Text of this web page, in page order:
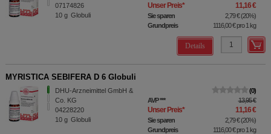
07174826
10 g Globuli
Unser Preis* 11,16 €
Sie sparen 2,79 €(20%)
Grundpreis
1116,00 €pro 1 kg
Details
MYRISTICA SEBIFERA D 6 Globuli
DHU-Arzneimittel GmbH &
Co. KG
04228220
10 g Globuli
0
AVP*** 13,95 €
Unser Preis* 11,16 €
Sie sparen 2,79 €(20%)
Grundpreis
1116,00 €pro 1 kg